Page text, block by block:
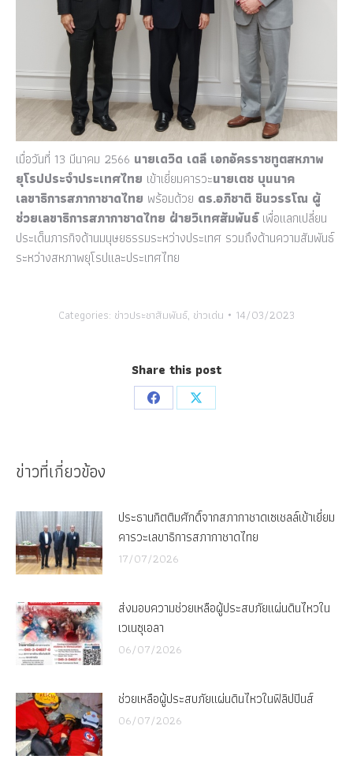
เมื่อวันที่ 13 มีนาคม 2566 นายเดวิด เดลี เอกอัครราชทูตสหภาพ
ยุโรปประจำประเทศไทย เข้าเยี่ยมคารวะนายเตช บุนนาค
เลขาธิการสภากาชาดไทย พร้อมด้วย ดร.อภิชาติ ชินวรรโณ ผู้
ช่วยเลขาธิการสภากาชาดไทย ฝ่ายวิเทศสัมพันธ์เพื่อแลกเปลี่ยน
ประเด็นภารกิจด้านมนุษยธรรมระหว่างประเทศ รวมถึงด้านความสัมพันธ์
ระหว่างสหภาพยุโรปและประเทศไทย
Categories: ข่าวประชาสัมพันธ์, ข่าวเด่น 14/03/2023
Share this post
Share
Share
ข่าวที่เกี่ยวข้อง
ประธานกิตติมศักดิ์จากสภากาชาดเซเชลล์เข้าเยี่ยม
คารวะเลขาธิการสภากาชาดไทย
17/07/2026
ส่งมอบความช่วยเหลือผู้ประสบภัยแผ่นดินไหวใน
เวเนซุเอลา
06/07/2026
ช่วยเหลือผู้ประสบภัยแผ่นดินไหวในฟิลิปปินส์
06/07/2026